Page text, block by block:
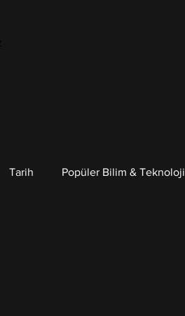
Tarih Popüler Bilim & Teknoloji